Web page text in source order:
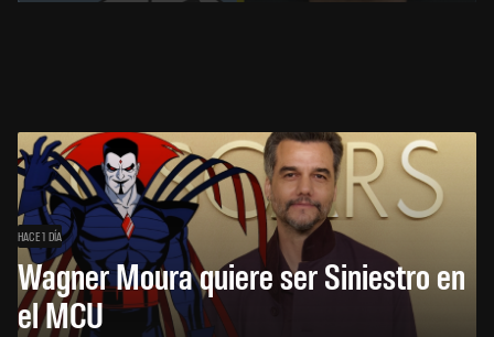
HACE 1 DÍA
Wagner Moura quiere ser Siniestro en
el MCU